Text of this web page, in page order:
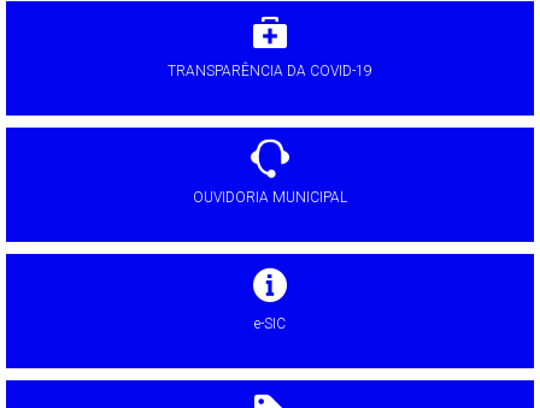
TRANSPARÊNCIA DA COVID-19
OUVIDORIA MUNICIPAL
e-SIC